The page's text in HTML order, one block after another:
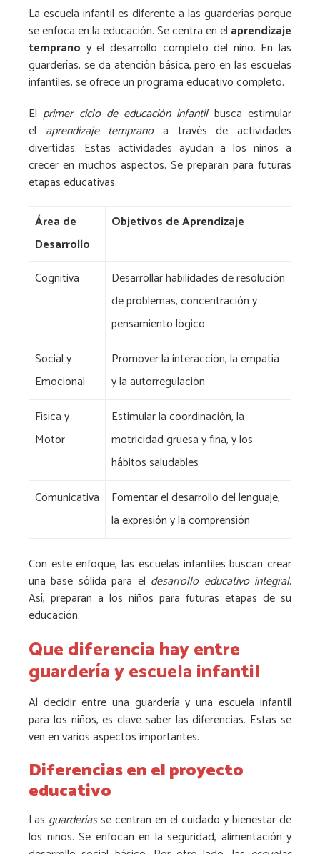
La escuela infantil es diferente a las guarderías porque
se enfoca en la educación. Se centra en el aprendizaje
temprano y el desarrollo completo del niño. En las
guarderías, se da atención básica, pero en las escuelas
infantiles, se ofrece un programa educativo completo.
Elprimer ciclo de educación infantilbusca estimular
el aprendizaje tempranoa través de actividades
divertidas. Estas actividades ayudan a los niños a
crecer en muchos aspectos. Se preparan para futuras
etapas educativas.
Área de
Desarrollo
Objetivos de Aprendizaje
Cognitiva
Desarrollar habilidades de resolución
de problemas, concentración y
pensamiento lógico
Social y
Emocional
Promover la interacción, la empatía
y la autorregulación
Física y
Motor
Estimular la coordinación, la
motricidad gruesa y fina, y los
hábitos saludables
Comunicativa
Fomentar el desarrollo del lenguaje,
la expresión y la comprensión
Con este enfoque, las escuelas infantiles buscan crear
una base sólida para el desarrollo educativo integral.
Así, preparan a los niños para futuras etapas de su
educación.
Que diferencia hay entre
guardería y escuela infantil
Al decidir entre una guardería y una escuela infantil
para los niños, es clave saber las diferencias. Estas se
ven en varios aspectos importantes.
Diferencias en el proyecto
educativo
Las guarderíasse centran en el cuidado y bienestar de
los niños. Se enfocan en la seguridad, alimentación y